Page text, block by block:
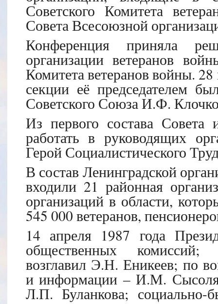
Советского Комитета
Совета Всесоюзной
Конференция приняла
организации ветеранов
Комитета ветеранов войны.
секции её председателем
Советского Союза И.Ф.
Из первого состава Совета
работать в руководящих
Герой Социалистического
В состав Ленинградской
входили 21 районная
организаций в области,
545 000 ветеранов,
14 апреля 1987 года
общественных комиссий;
возглавил Э.Н. Еникеев; по
и информации – И.М.
Л.П. Буланкова;